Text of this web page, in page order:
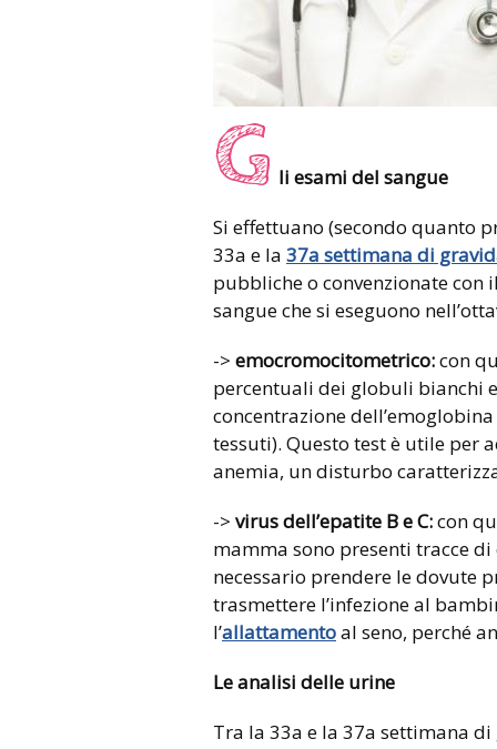
G li esami del sangue
Si effettuano (secondo quanto
33a e la 37a settimana di
pubbliche o convenzionate con
sangue che si eseguono
-> emocromocitometrico:con
percentuali dei globuli bianchi
concentrazione
tessuti). Questo test è utile per
anemia, un disturbo
-> virus dell’epatite B e C:con
mamma sono presenti tracce
necessario prendere le dovute
trasmettere l’infezione al
l’allattamentoal seno, perché
Le analisi delle urine
Tra la 33a e la 37a settimana